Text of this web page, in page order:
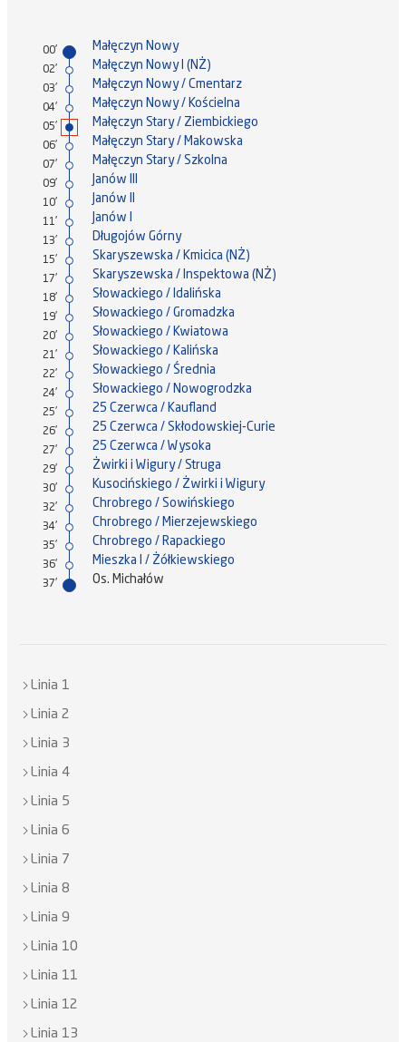
00' Małęczyn Nowy
02' Małęczyn Nowy I (NŻ)
03' Małęczyn Nowy / Cmentarz
04' Małęczyn Nowy / Kościelna
05' Małęczyn Stary / Ziembickiego
06' Małęczyn Stary / Makowska
07' Małęczyn Stary / Szkolna
09' Janów III
10' Janów II
11' Janów I
13' Długojów Górny
15' Skaryszewska / Kmicica (NŻ)
17' Skaryszewska / Inspektowa (NŻ)
18' Słowackiego / Idalińska
19' Słowackiego / Gromadzka
20' Słowackiego / Kwiatowa
21' Słowackiego / Kalińska
22' Słowackiego / Średnia
24' Słowackiego / Nowogrodzka
25' 25 Czerwca / Kaufland
26' 25 Czerwca / Skłodowskiej-Curie
27' 25 Czerwca / Wysoka
29' Żwirki i Wigury / Struga
30' Kusocińskiego / Żwirki i Wigury
32' Chrobrego / Sowińskiego
34' Chrobrego / Mierzejewskiego
35' Chrobrego / Rapackiego
36' Mieszka I / Żółkiewskiego
37' Os. Michałów
Linia 1
Linia 2
Linia 3
Linia 4
Linia 5
Linia 6
Linia 7
Linia 8
Linia 9
Linia 10
Linia 11
Linia 12
Linia 13